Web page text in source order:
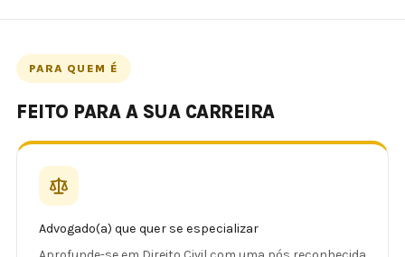
PARA QUEM É
FEITO PARA A SUA CARREIRA
Advogado(a) que quer se especializar